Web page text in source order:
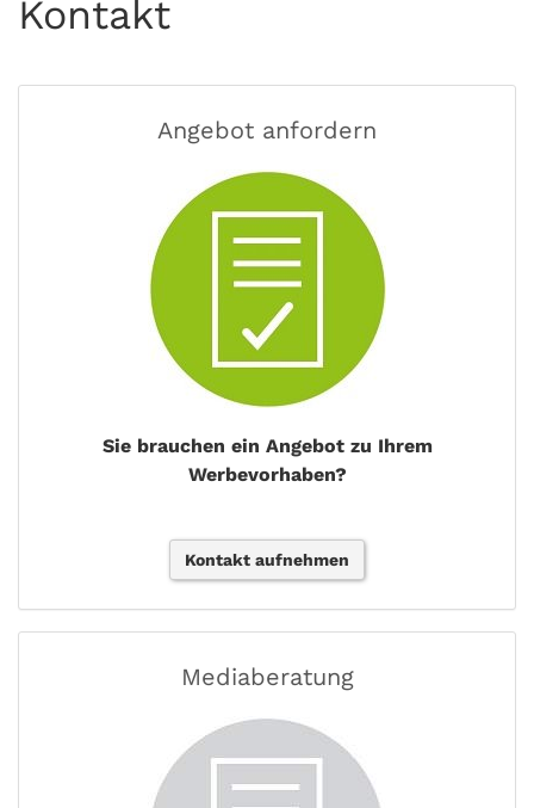
Kontakt
Angebot anfordern
Sie brauchen ein Angebot zu Ihrem
Werbevorhaben?
Kontakt aufnehmen
Mediaberatung